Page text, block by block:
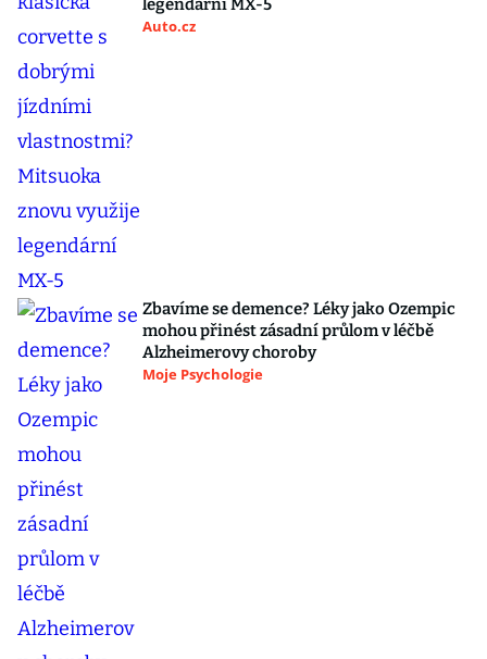
legendární MX-5
Auto.cz
Zbavíme se demence? Léky jako Ozempic
mohou přinést zásadní průlom v léčbě
Alzheimerovy choroby
Moje Psychologie